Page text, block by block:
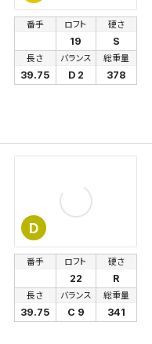
番手 ロフト
19
硬さ
S
長さ
39.75
バランス
D 2
総重量
378
D
番手 ロフト
22
硬さ
R
長さ
39.75
バランス
C 9
総重量
341